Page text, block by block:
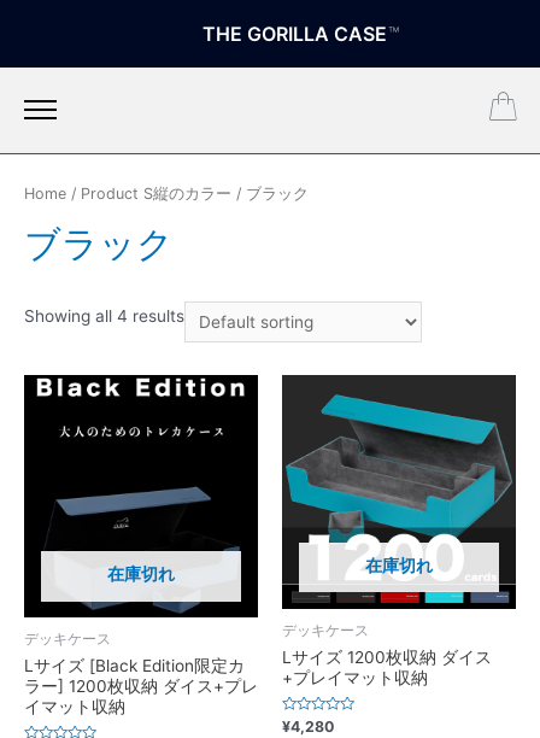
THE GORILLA CASE™
Home / Product S縦のカラー / ブラック
ブラック
Showing all 4 results
在庫切れ
デッキケース
Lサイズ [Black Edition限定カ
ラー] 1200枚収納 ダイス+プレ
イマット収納
在庫切れ
デッキケース
Lサイズ 1200枚収納 ダイス
+プレイマット収納
Rated
¥4,280